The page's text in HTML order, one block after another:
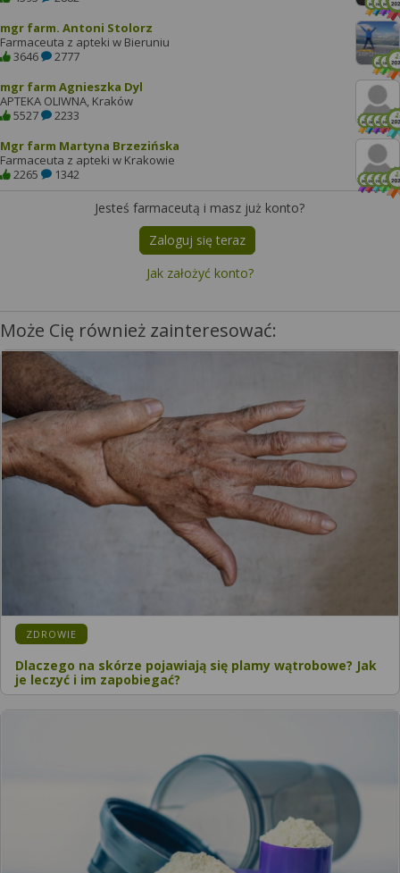
mgr farm. Antoni Stolorz
Farmaceuta z apteki w Bieruniu
3646
2777
mgr farm Agnieszka Dyl
APTEKA OLIWNA, Kraków
5527
2233
Mgr farm Martyna Brzezińska
Farmaceuta z apteki w Krakowie
2265
1342
Jesteś farmaceutą i masz już konto?
Zaloguj się teraz
Jak założyć konto?
Może Cię również zainteresować:
ZDROWIE
Dlaczego na skórze pojawiają się plamy wątrobowe? Jak
je leczyć i im zapobiegać?